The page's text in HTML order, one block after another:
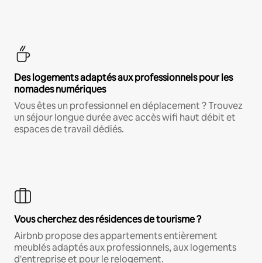
Des logements adaptés aux professionnels pour les
nomades numériques
Vous êtes un professionnel en déplacement ? Trouvez
un séjour longue durée avec accès wifi haut débit et
espaces de travail dédiés.
Vous cherchez des résidences de tourisme ?
Airbnb propose des appartements entièrement
meublés adaptés aux professionnels, aux logements
d'entreprise et pour le relogement.